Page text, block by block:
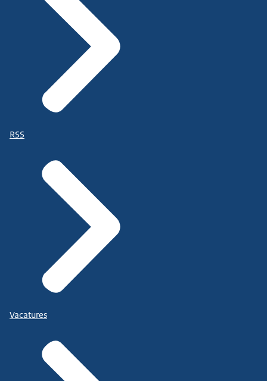
RSS
Vacatures